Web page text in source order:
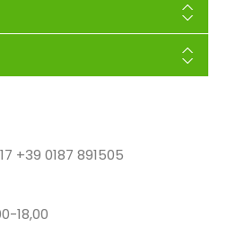
+39 0187 891505
18,00